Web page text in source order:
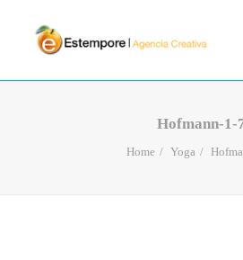
Hofmann-1-
Home Yoga